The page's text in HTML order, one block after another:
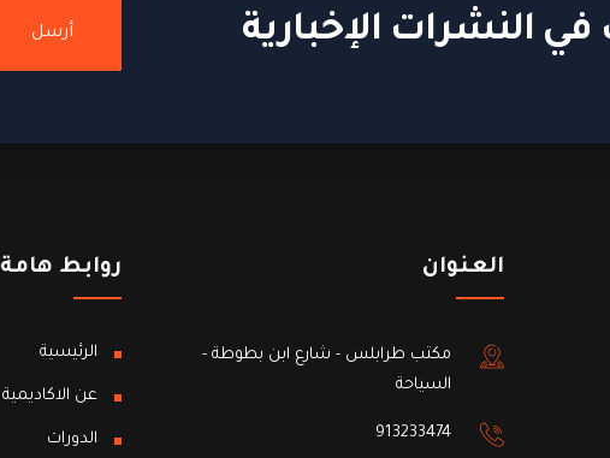
النشرات الإخبارية أرسل
العنوان
مكتب طرابلس - شارع ابن بطوطة -
السياحة
913233474
روابط هامة
الرئيسية
عن الاكاديمية
الدورات